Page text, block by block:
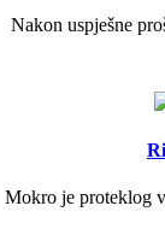
Nakon uspješne
Mokro je proteklog